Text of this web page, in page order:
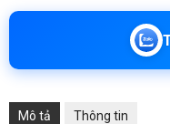
Mô tả Thông tin